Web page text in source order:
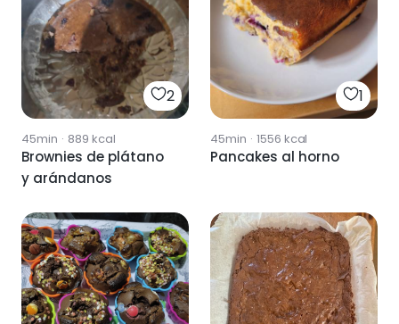
2
45min · 889 kcal
Brownies de plátano
y arándanos
1
45min · 1556 kcal
Pancakes al horno